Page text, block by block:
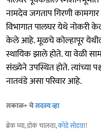
नामदेव जगताप गिरणी
विभागात पालघर येथे नोकरी
केले आहे. मूळचे कोल्हापूर
स्थायिक झाले होते. या वेळी
संख्येने उपस्थित होते. त्यांच्या
नातवंडे असा परिवार आहे.
सकाळ+ चेसदस्य व्हा
ब्रेक घ्या, डोकं चालवा,कोडे सोडवा!